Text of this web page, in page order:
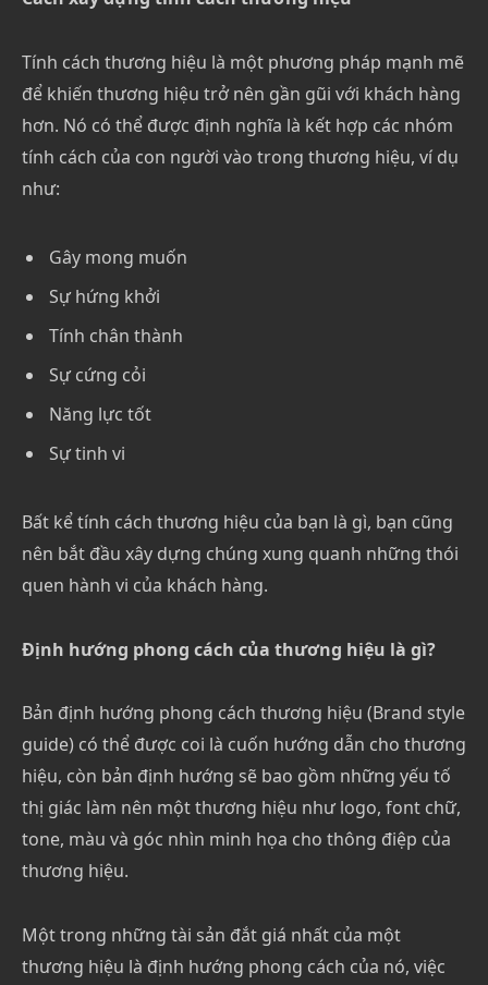
Tính cách thương hiệu là một phương pháp mạnh mẽ
để khiến thương hiệu trở nên gần gũi với khách hàng
hơn. Nó có thể được định nghĩa là kết hợp các nhóm
tính cách của con người vào trong thương hiệu, ví dụ
như:
Gây mong muốn
Sự hứng khởi
Tính chân thành
Sự cứng cỏi
Năng lực tốt
Sự tinh vi
Bất kể tính cách thương hiệu của bạn là gì, bạn cũng
nên bắt đầu xây dựng chúng xung quanh những thói
quen hành vi của khách hàng.
Định hướng phong cách của thương hiệu là gì?
Bản định hướng phong cách thương hiệu (Brand style
guide) có thể được coi là cuốn hướng dẫn cho thương
hiệu, còn bản định hướng sẽ bao gồm những yếu tố
thị giác làm nên một thương hiệu như logo, font chữ,
tone, màu và góc nhìn minh họa cho thông điệp của
thương hiệu.
Một trong những tài sản đắt giá nhất của một
thương hiệu là định hướng phong cách của nó, việc